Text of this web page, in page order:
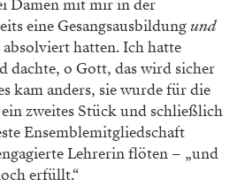
Damen mit mir in der
eine Gesangsausbildungund
hatten. Ich hatte
dachte, o Gott, das wird sicher
kam anders, sie wurde für die
zweites Stück und schließlich
Ensemblemitgliedschaft
Lehrerin flöten – „und
erfüllt.“